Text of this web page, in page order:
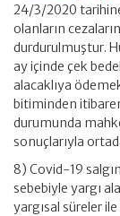
24/3/2020
olanların
durdurulmuştur.
ay içinde çek
alacaklıya
bitiminden
durumunda
sonuçlarıyla
8) Covid-19
sebebiyle yargı
yargısal süreler